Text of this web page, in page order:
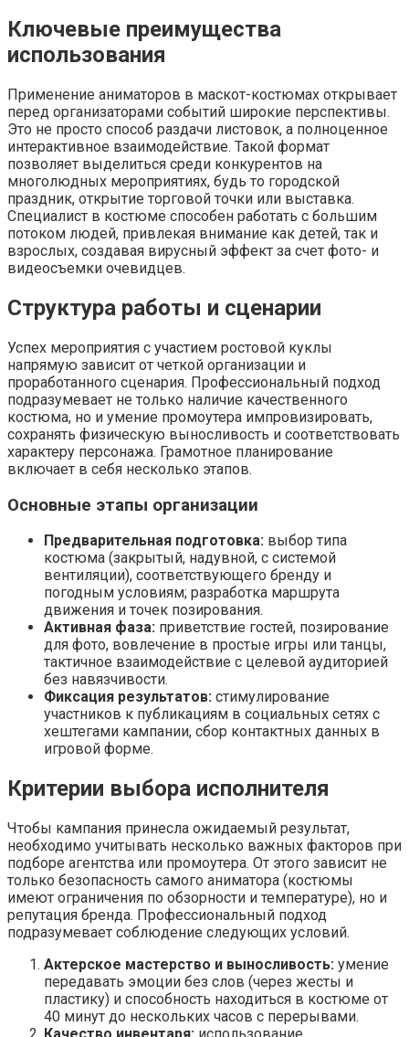
Ключевые преимущества
использования
Применение аниматоров в маскот-костюмах открывает
перед организаторами событий широкие перспективы.
Это не просто способ раздачи листовок, а полноценное
интерактивное взаимодействие. Такой формат
позволяет выделиться среди конкурентов на
многолюдных мероприятиях, будь то городской
праздник, открытие торговой точки или выставка.
Специалист в костюме способен работать с большим
потоком людей, привлекая внимание как детей, так и
взрослых, создавая вирусный эффект за счет фото- и
видеосъемки очевидцев.
Структура работы и сценарии
Успех мероприятия с участием ростовой куклы
напрямую зависит от четкой организации и
проработанного сценария. Профессиональный подход
подразумевает не только наличие качественного
костюма, но и умение промоутера импровизировать,
сохранять физическую выносливость и соответствовать
характеру персонажа. Грамотное планирование
включает в себя несколько этапов.
Основные этапы организации
Предварительная подготовка: выбор типа
костюма (закрытый, надувной, с системой
вентиляции), соответствующего бренду и
погодным условиям; разработка маршрута
движения и точек позирования.
Активная фаза: приветствие гостей, позирование
для фото, вовлечение в простые игры или танцы,
тактичное взаимодействие с целевой аудиторией
без навязчивости.
Фиксация результатов: стимулирование
участников к публикациям в социальных сетях с
хештегами кампании, сбор контактных данных в
игровой форме.
Критерии выбора исполнителя
Чтобы кампания принесла ожидаемый результат,
необходимо учитывать несколько важных факторов при
подборе агентства или промоутера. От этого зависит не
только безопасность самого аниматора (костюмы
имеют ограничения по обзорности и температуре), но и
репутация бренда. Профессиональный подход
подразумевает соблюдение следующих условий.
Актерское мастерство и выносливость: умение
передавать эмоции без слов (через жесты и
пластику) и способность находиться в костюме от
40 минут до нескольких часов с перерывами.